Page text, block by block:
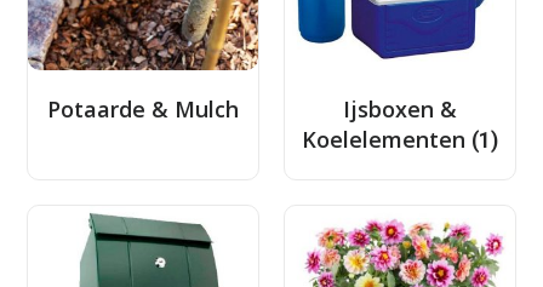
Potaarde & Mulch
Ijsboxen &
Koelelementen (1)